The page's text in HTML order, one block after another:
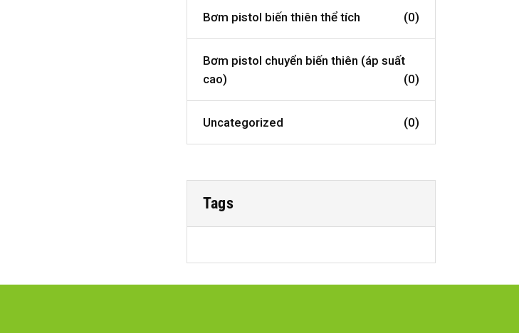
Bơm pistol biến thiên thể tích
(0)
Bơm pistol chuyển biến thiên (áp suất
cao)
(0)
Uncategorized (0)
Tags